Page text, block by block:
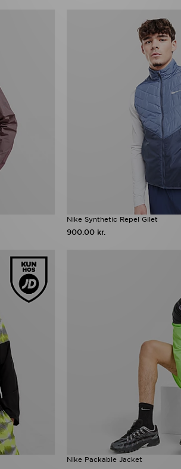
Nike Synthetic Repel Gilet
900.00 kr.
Nike Packable Jacket